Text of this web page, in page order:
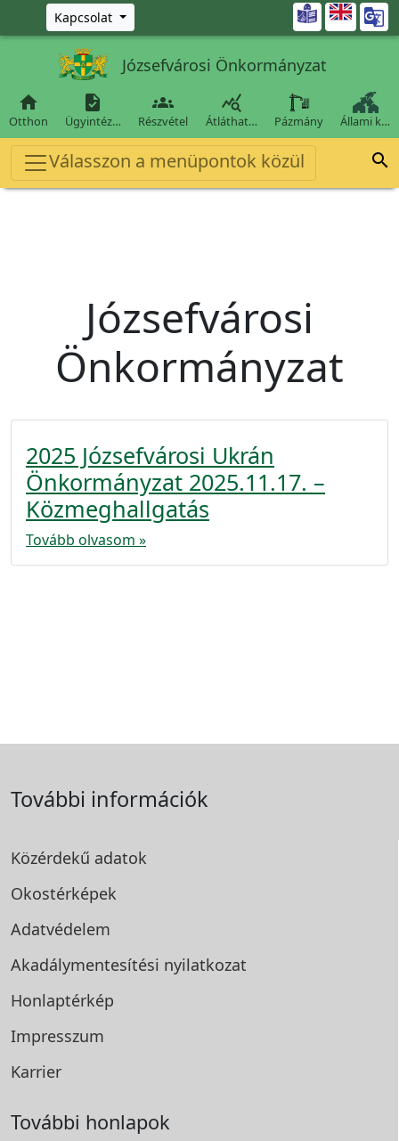
Ugrás a fő tartalomra
Kapcsolat 
Józsefvárosi Önkormányzat

Otthon

Ügyintéz…

Részvétel

Átláthat… Pázmány Állami k…
Válasszon a menüpontok közül 
Józsefvárosi
Önkormányzat
2025 Józsefvárosi Ukrán
Önkormányzat 2025.11.17. –
Közmeghallgatás
Tovább olvasom »
További információk
Közérdekű adatok
Okostérképek
Adatvédelem
Akadálymentesítési nyilatkozat
Honlaptérkép
Impresszum
Karrier
További honlapok